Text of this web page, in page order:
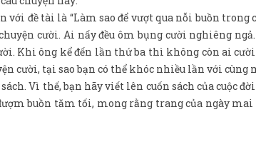
đề tài là “Làm sao để vượt qua nỗi buồn trong
cười. Ai nấy đều ôm bụng cười nghiêng
Khi ông kể đến lần thứ ba thì không còn ai cười
cười, tại sao bạn có thể khóc nhiều lần với cùng
Vì thế, bạn hãy viết lên cuốn sách của cuộc
buồn tăm tối, mong rằng trang của ngày